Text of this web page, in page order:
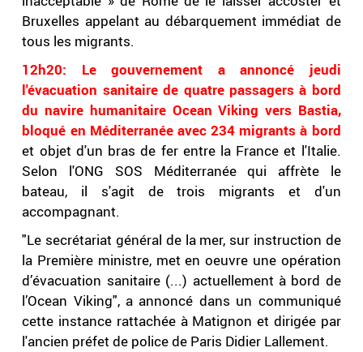
Bruxelles appelant au débarquement immédiat de
tous les migrants.
12h20:
Le gouvernement a annoncé jeudi
l'évacuation sanitaire de quatre passagers à bord
du navire humanitaire Ocean Viking vers Bastia,
bloqué en Méditerranée avec 234 migrants à bord
et objet d'un bras de fer entre la France et l'Italie.
Selon l'ONG SOS Méditerranée qui affrète le
bateau, il s'agit de trois migrants et d'un
accompagnant.
"Le secrétariat général de la mer, sur instruction de
la Première ministre, met en oeuvre une opération
d’évacuation sanitaire (...) actuellement à bord de
l’Ocean Viking", a annoncé dans un communiqué
cette instance rattachée à Matignon et dirigée par
l'ancien préfet de police de Paris Didier Lallement.